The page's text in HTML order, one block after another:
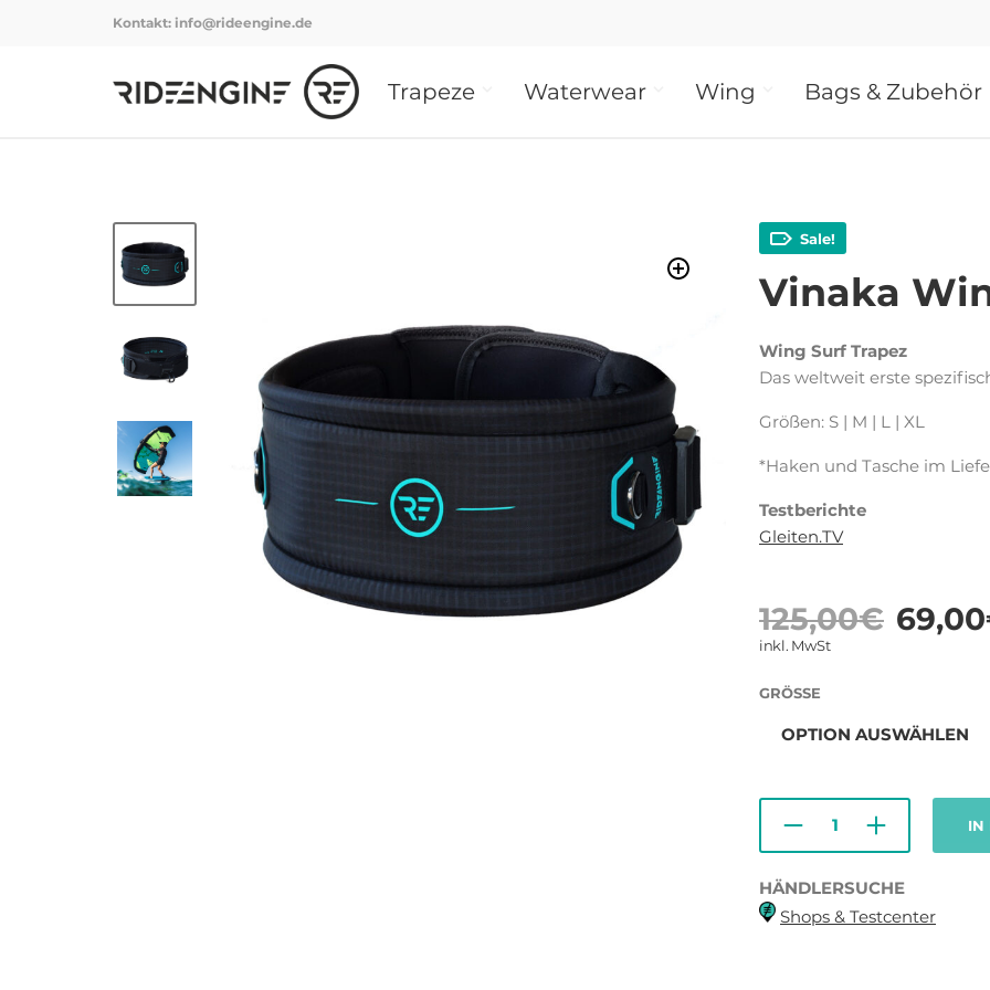
Kontakt: info@rideengine.de
Trapeze Waterwear Wing Bags & Zubehör
Sale!
Vinaka
Wing Surf Trapez
Das weltweit erste
Größen: S | M | L | XL
*Haken und Tasche im
Testberichte
Gleiten.TV
125,00€ 69,00
inkl. MwSt
GRÖSSE
IN
HÄNDLERSUCHE
Shops & Testcenter